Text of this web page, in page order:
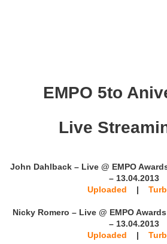
EMPO 5to
Live
John Dahlback – Live @ EMPO
– 13.04.2013
Uploaded
|
Nicky Romero – Live @ EMPO
– 13.04.2013
Uploaded |